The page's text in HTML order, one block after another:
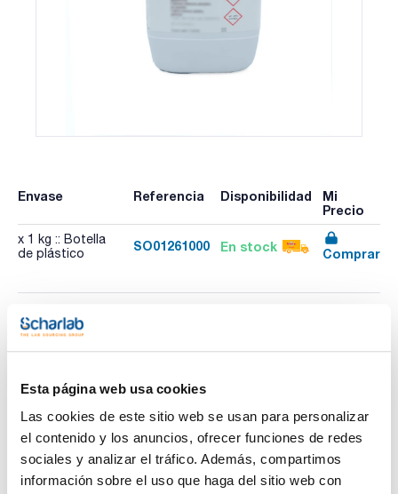
Esta página web usa cookies
Las cookies de este sitio web se usan para personalizar
el contenido y los anuncios, ofrecer funciones de redes
sociales y analizar el tráfico. Además, compartimos
información sobre el uso que haga del sitio web con
Envase Referencia Disponibilidad
Mi
Precio
x 1 kg :: Botella
de plástico
SO01261000 En stock Comprar
Imprimir ficha de
producto
- M = 144,11 g/mol
- CAS [532-32-1]
- EINECS-No.: 208-534-8
- Solub. en agua: (20 ºC): ~ 660 g/l
- Punto de fusión: 410 - 430 ºC
- Punto de inflamación: > 100 ºC
Ver más